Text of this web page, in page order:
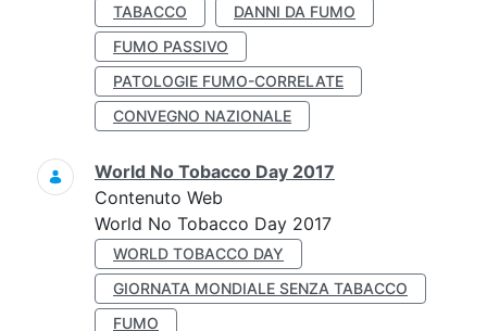
TABACCO
DANNI DA FUMO
FUMO PASSIVO
PATOLOGIE FUMO-CORRELATE
CONVEGNO NAZIONALE
World No Tobacco Day 2017
Contenuto Web
World No Tobacco Day 2017
WORLD TOBACCO DAY
GIORNATA MONDIALE SENZA TABACCO
FUMO